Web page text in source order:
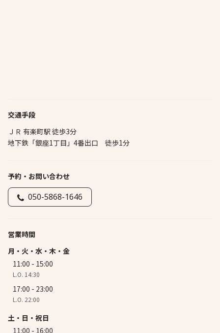
交通手段
ＪＲ 有楽町駅 徒歩3分
地下鉄「銀座1丁目」4番出口 徒歩1分
予約・お問い合わせ
050-5868-1646
営業時間
月・火・水・木・金
11:00 - 15:00
L.O. 14:30
17:00 - 23:00
L.O. 22:00
土・日・祝日
11:00 - 16:00